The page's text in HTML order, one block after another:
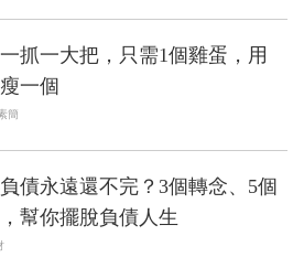
抓一大把，只需1個雞蛋，用
一個
簡
債永遠還不完？3個轉念、5個
幫你擺脫負債人生